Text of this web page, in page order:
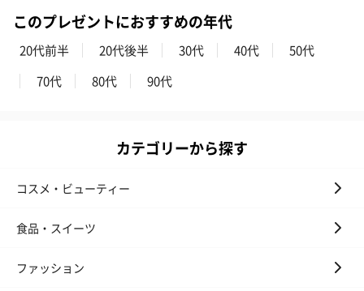
お酒を同梱してお届けいたします。
※20歳未満の方への酒類の販売はいたしません。
プレミアムビール イネ
ジョニ－ウ
このプレゼントにおすすめの年代
20代前半 20代後半 30代 40代
50代
70代
80代 90代
カテゴリーから探す
コスメ・ビューティー
食品・スイーツ
ファッション